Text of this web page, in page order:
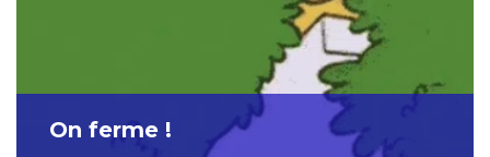
On ferme !